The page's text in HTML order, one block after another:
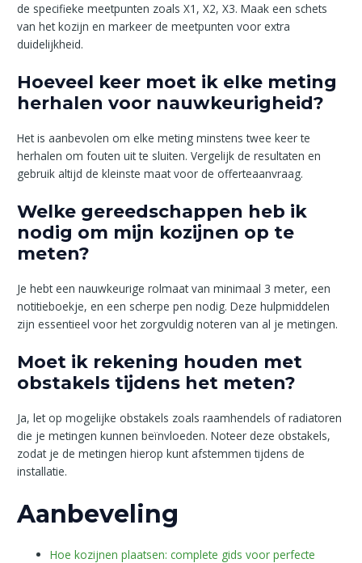
de specifieke meetpunten zoals X1, X2, X3. Maak een schets
van het kozijn en markeer de meetpunten voor extra
duidelijkheid.
Hoeveel keer moet ik elke meting
herhalen voor nauwkeurigheid?
Het is aanbevolen om elke meting minstens twee keer te
herhalen om fouten uit te sluiten. Vergelijk de resultaten en
gebruik altijd de kleinste maat voor de offerteaanvraag.
Welke gereedschappen heb ik
nodig om mijn kozijnen op te
meten?
Je hebt een nauwkeurige rolmaat van minimaal 3 meter, een
notitieboekje, en een scherpe pen nodig. Deze hulpmiddelen
zijn essentieel voor het zorgvuldig noteren van al je metingen.
Moet ik rekening houden met
obstakels tijdens het meten?
Ja, let op mogelijke obstakels zoals raamhendels of radiatoren
die je metingen kunnen beïnvloeden. Noteer deze obstakels,
zodat je de metingen hierop kunt afstemmen tijdens de
installatie.
Aanbeveling
Hoe kozijnen plaatsen: complete gids voor perfecte